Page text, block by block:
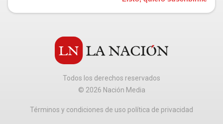
Todos los derechos reservados
© 2026 Nación Media
Términos y condiciones de uso política de privacidad